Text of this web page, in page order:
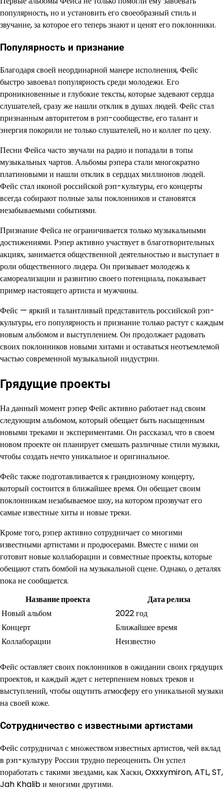
популярность, но и установить его своеобразный стиль и
звучание, за которое его теперь знают и ценят его поклонники.
Популярность и признание
Благодаря своей неординарной манере исполнения, Фейс
быстро завоевал популярность среди молодежи. Его
проникновенные и глубокие тексты, которые задевают сердца
слушателей, сразу же нашли отклик в душах людей. Фейс стал
признанным авторитетом в рэп-сообществе, его талант и
энергия покорили не только слушателей, но и коллег по цеху.
Песни Фейса часто звучали на радио и попадали в топы
музыкальных чартов. Альбомы рэпера стали многократно
платиновыми и нашли отклик в сердцах миллионов людей.
Фейс стал иконой российской рэп-культуры, его концерты
всегда собирают полные залы поклонников и становятся
незабываемыми событиями.
Признание Фейса не ограничивается только музыкальными
достижениями. Рэпер активно участвует в благотворительных
акциях, занимается общественной деятельностью и выступает в
роли общественного лидера. Он призывает молодежь к
самореализации и развитию своего потенциала, показывает
пример настоящего артиста и мужчины.
Фейс — яркий и талантливый представитель российской рэп-
культуры, его популярность и признание только растут с каждым
новым альбомом и выступлением. Он продолжает радовать
своих поклонников новыми хитами и оставаться неотъемлемой
частью современной музыкальной индустрии.
Грядущие проекты
На данный момент рэпер Фейс активно работает над своим
следующим альбомом, который обещает быть насыщенным
новыми треками и экспериментами. Он рассказал, что в своем
новом проекте он планирует смешать различные стили музыки,
чтобы создать нечто уникальное и оригинальное.
Фейс также подготавливается к грандиозному концерту,
который состоится в ближайшее время. Он обещает своим
поклонникам незабываемое шоу, на котором прозвучат его
самые известные хиты и новые треки.
Кроме того, рэпер активно сотрудничает со многими
известными артистами и продюсерами. Вместе с ними он
готовит новые коллаборации и совместные проекты, которые
обещают стать бомбой на музыкальной сцене. Однако, о деталях
пока не сообщается.
Название проекта
Дата релиза
Новый альбом
2022 год
Концерт
Ближайшее время
Коллаборации
Неизвестно
Фейс оставляет своих поклонников в ожидании своих грядущих
проектов, и каждый ждет с нетерпением новых треков и
выступлений, чтобы ощутить атмосферу его уникальной музыки
на своей коже.
Сотрудничество с известными артистами
Фейс сотрудничал с множеством известных артистов, чей вклад
в рэп-культуру России трудно переоценить. Он успел
поработать с такими звездами, как Хаски, Oxxxymiron, ATL, ST,
Jah Khalib и многими другими.